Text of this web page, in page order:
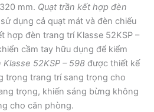
mm. Quạt trần kết hợp đèn
dụng cả quạt mát và đèn chiếu
hợp đèn trang trí Klasse 52KSP –
cầm tay hữu dụng để kiểm
52KSP – 598 được thiết kế
trọng trang trí sang trọng cho
trọng, khiến sáng bừng không
cho căn phòng.